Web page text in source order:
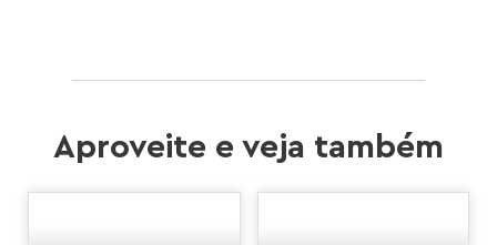
Aproveite e veja também